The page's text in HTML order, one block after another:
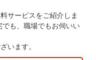
サービスをご紹介しま
も、職場でもお伺いい
います。